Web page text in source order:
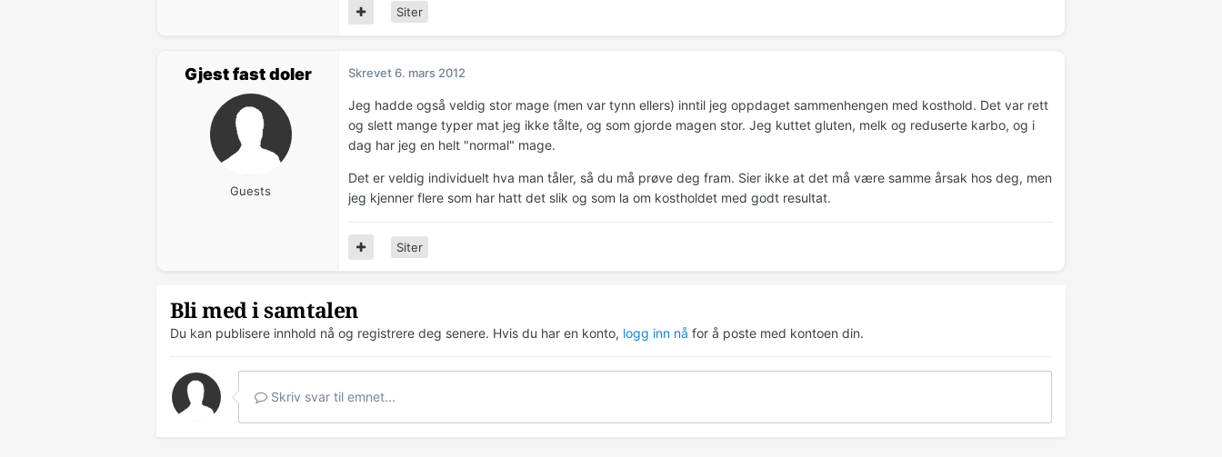
Siter
Gjest fast doler
Guests
Skrevet6. mars 2012
Jeg hadde også veldig stor mage (men var tynn ellers) inntil jeg oppdaget sammenhengen med kosthold. Det var rett
og slett mange typer mat jeg ikke tålte, og som gjorde magen stor. Jeg kuttet gluten, melk og reduserte karbo, og i
dag har jeg en helt "normal" mage.
Det er veldig individuelt hva man tåler, så du må prøve deg fram. Sier ikke at det må være samme årsak hos deg, men
jeg kjenner flere som har hatt det slik og som la om kostholdet med godt resultat.
Siter
Bli med i samtalen
Du kan publisere innhold nå og registrere deg senere. Hvis du har en konto, logg inn nå for å poste med kontoen din.
Skriv svar til emnet...